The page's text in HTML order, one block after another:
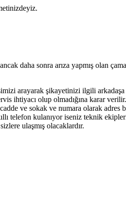
daha sonra arıza yapmış olan
arayarak şikayetinizi ilgili
ihtiyacı olup olmadığına karar
ve sokak ve numara olarak
telefon kulanıyor iseniz teknik
ulaşmış olacaklardır.